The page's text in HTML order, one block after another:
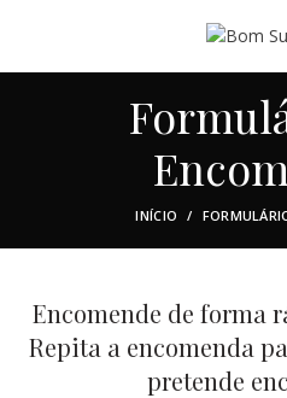
INÍCIO
Encomende de forma
Repita a encomenda
pretende